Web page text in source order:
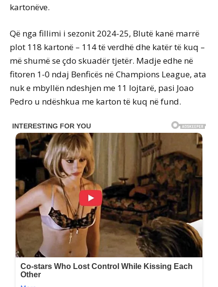
kartonëve.
Që nga fillimi i sezonit 2024-25, Blutë kanë marrë
plot 118 kartonë – 114 të verdhë dhe katër të kuq –
më shumë se çdo skuadër tjetër. Madje edhe në
fitoren 1-0 ndaj Benficës në Champions League, ata
nuk e mbyllën ndeshjen me 11 lojtarë, pasi Joao
Pedro u ndëshkua me karton të kuq në fund.